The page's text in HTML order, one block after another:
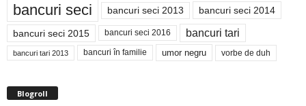
bancuri seci bancuri seci 2013 bancuri seci 2014
bancuri seci 2015 bancuri seci 2016 bancuri tari
bancuri tari 2013 bancuri în familie umor negru vorbe de duh
Blogroll